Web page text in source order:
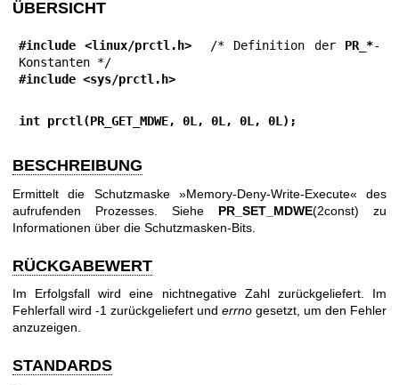
ÜBERSICHT
#include <linux/prctl.h>
  /* Definition der
PR_*-
#include <sys/prctl.h>
int prctl(PR_GET_MDWE, 0L, 0L, 0L, 0L);
BESCHREIBUNG
Ermittelt die Schutzmaske »Memory-Deny-Write-Execute« des
aufrufenden Prozesses. Siehe PR_SET_MDWE(2const) zu
Informationen über die Schutzmasken-Bits.
RÜCKGABEWERT
Im Erfolgsfall wird eine nichtnegative Zahl zurückgeliefert. Im
Fehlerfall wird -1 zurückgeliefert und errno gesetzt, um den Fehler
anzuzeigen.
STANDARDS